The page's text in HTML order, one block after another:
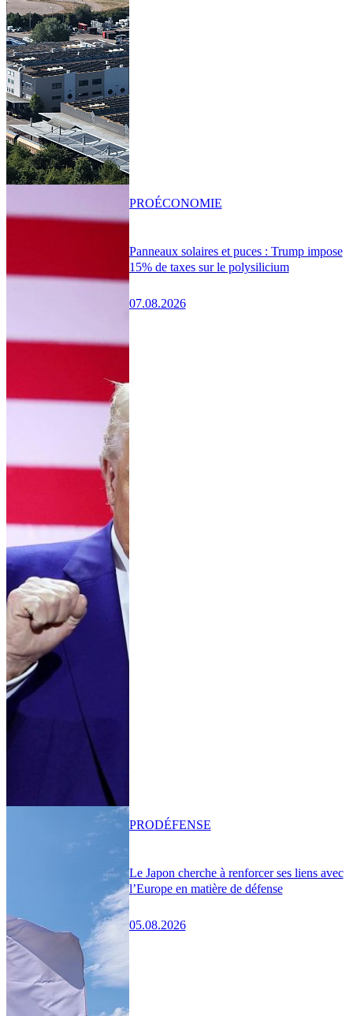
Panneaux solaires et puces : Trump impose
15% de taxes sur le polysilicium
07.08.2026
PROÉCONOMIE
Le Japon cherche à renforcer ses liens avec
l’Europe en matière de défense
05.08.2026
PRODÉFENSE